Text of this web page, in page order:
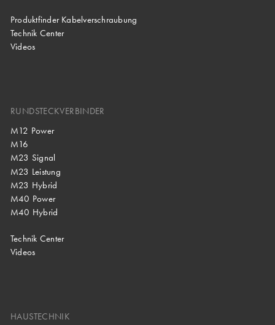
Produktfinder Kabelverschraubung
Technik Center
Videos
RUNDSTECKVERBINDER
M12 Power
M16
M23 Signal
M23 Leistung
M23 Hybrid
M40 Power
M40 Hybrid
Technik Center
Videos
HAUSTECHNIK